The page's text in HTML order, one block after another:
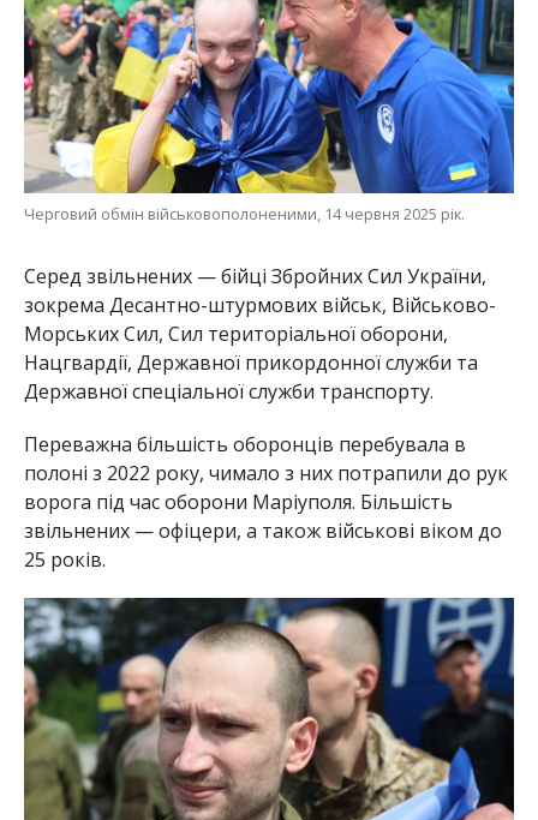
Черговий обмін військовополоненими, 14 червня 2025 рік.
Серед звільнених — бійці Збройних Сил України,
зокрема Десантно-штурмових військ, Військово-
Морських Сил, Сил територіальної оборони,
Нацгвардії, Державної прикордонної служби та
Державної спеціальної служби транспорту.
Переважна більшість оборонців перебувала в
полоні з 2022 року, чимало з них потрапили до рук
ворога під час оборони Маріуполя. Більшість
звільнених — офіцери, а також військові віком до
25 років.